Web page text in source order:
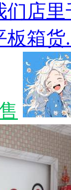
们店
板箱货